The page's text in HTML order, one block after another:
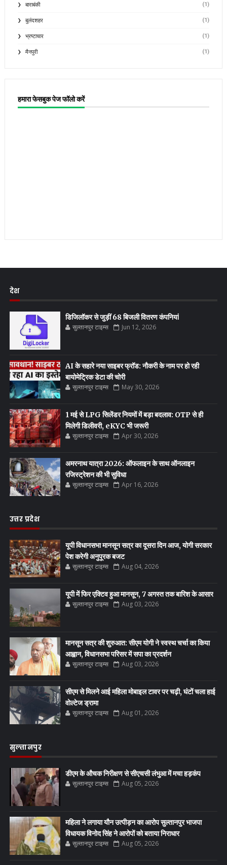
बाराबंकी (1)
बुलंदशहर (1)
भ्रष्टाचार (1)
मैनपुरी (1)
हमारा फेसबुक पेज फॉलो करें
देश
डिजिलॉकर से जुड़ीं 68 बिजली वितरण कंपनियां
सुल्तानपुर टाइम्स Jun 12, 2026
AI के सहारे नया साइबर फ्रॉड: नौकरी के नाम पर हो रही
बायोमेट्रिक डेटा की चोरी
सुल्तानपुर टाइम्स May 30, 2026
1 मई से LPG सिलेंडर नियमों में बड़ा बदलाव: OTP से ही
मिलेगी डिलीवरी, eKYC भी जरूरी
सुल्तानपुर टाइम्स Apr 30, 2026
अमरनाथ यात्रा 2026: ऑफलाइन के साथ ऑनलाइन
रजिस्ट्रेशन की भी सुविधा
सुल्तानपुर टाइम्स Apr 16, 2026
उत्तर प्रदेश
यूपी विधानसभा मानसून सत्र का दूसरा दिन आज, योगी सरकार
पेश करेगी अनुपूरक बजट
सुल्तानपुर टाइम्स Aug 04, 2026
यूपी में फिर एक्टिव हुआ मानसून, 7 अगस्त तक बारिश के आसार
सुल्तानपुर टाइम्स Aug 03, 2026
मानसून सत्र की शुरुआत: सीएम योगी ने स्वस्थ चर्चा का किया
आह्वान, विधानसभा परिसर में सपा का प्रदर्शन
सुल्तानपुर टाइम्स Aug 03, 2026
सीएम से मिलने आई महिला मोबाइल टावर पर चढ़ी, घंटों चला हाई
वोल्टेज ड्रामा
सुल्तानपुर टाइम्स Aug 01, 2026
सुल्तानपुर
डीएम के औचक निरीक्षण से सीएचसी लंभुआ में मचा हड़कंप
सुल्तानपुर टाइम्स Aug 05, 2026
महिला ने लगाया यौन उत्पीड़न का आरोप सुल्तानपुर भाजपा
विधायक विनोद सिंह ने आरोपों को बताया निराधार
सुल्तानपुर टाइम्स Aug 05, 2026